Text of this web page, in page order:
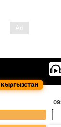
Кыргызстан